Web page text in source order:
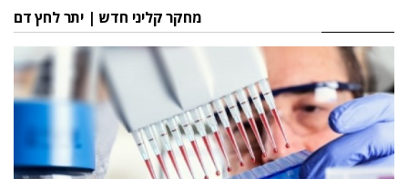
מחקר קליני חדש | יתר לחץ דם